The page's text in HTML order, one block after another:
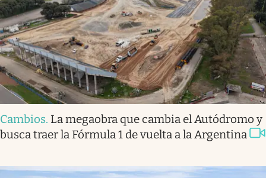
Cambios. La megaobra que cambia el Autódromo y
busca traer la Fórmula 1 de vuelta a la Argentina